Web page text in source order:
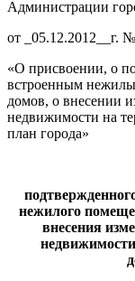
Администрации
от _05.12.2012__г.
«О присвоении, о
встроенным
домов, о внесении
недвижимости на
план города»
подтвержден
нежилого
внесения